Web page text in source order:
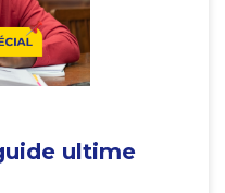
ultime